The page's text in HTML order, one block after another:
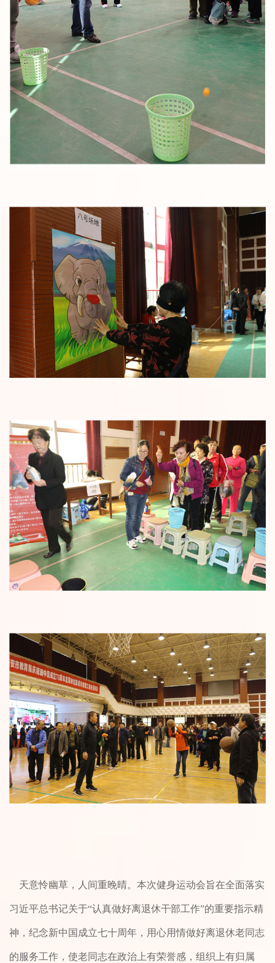
天意怜幽草，人间重晚晴。本次健身运动会旨在全面落实
习近平总书记关于“认真做好离退休干部工作”的重要指示精
神，纪念新中国成立七十周年，用心用情做好离退休老同志
的服务工作，使老同志在政治上有荣誉感，组织上有归属